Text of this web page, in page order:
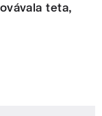
teta,